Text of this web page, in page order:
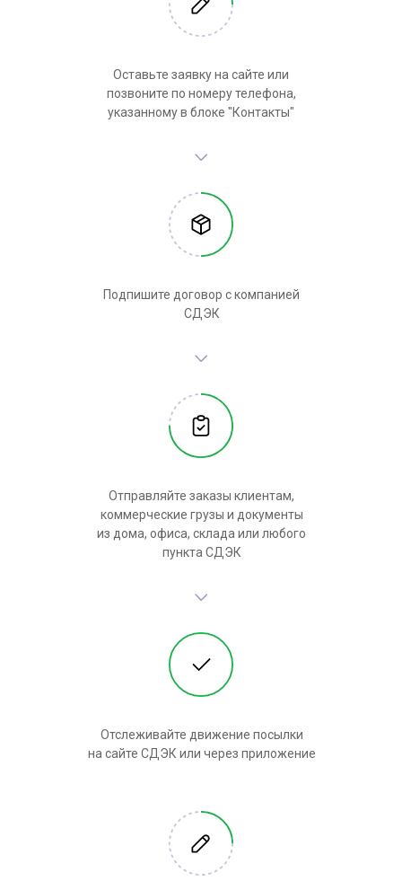
Оставьте заявку на сайте или
позвоните по номеру телефона,
указанному в блоке "Контакты"
Подпишите договор с компанией
СДЭК
Отправляйте заказы клиентам,
коммерческие грузы и документы
из дома, офиса, склада или любого
пункта СДЭК
Отслеживайте движение посылки
на сайте СДЭК или через приложение